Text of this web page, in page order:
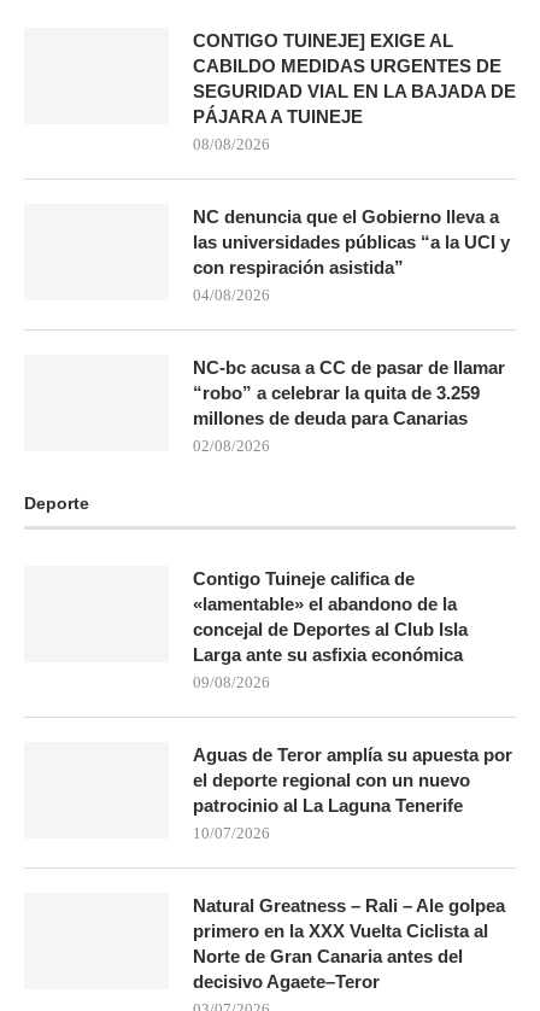
CONTIGO TUINEJE] EXIGE AL
CABILDO MEDIDAS URGENTES DE
SEGURIDAD VIAL EN LA BAJADA DE
PÁJARA A TUINEJE
08/08/2026
NC denuncia que el Gobierno lleva a
las universidades públicas “a la UCI y
con respiración asistida”
04/08/2026
NC-bc acusa a CC de pasar de llamar
“robo” a celebrar la quita de 3.259
millones de deuda para Canarias
02/08/2026
Deporte
Contigo Tuineje califica de
«lamentable» el abandono de la
concejal de Deportes al Club Isla
Larga ante su asfixia económica
09/08/2026
Aguas de Teror amplía su apuesta por
el deporte regional con un nuevo
patrocinio al La Laguna Tenerife
10/07/2026
Natural Greatness – Rali – Ale golpea
primero en la XXX Vuelta Ciclista al
Norte de Gran Canaria antes del
decisivo Agaete–Teror